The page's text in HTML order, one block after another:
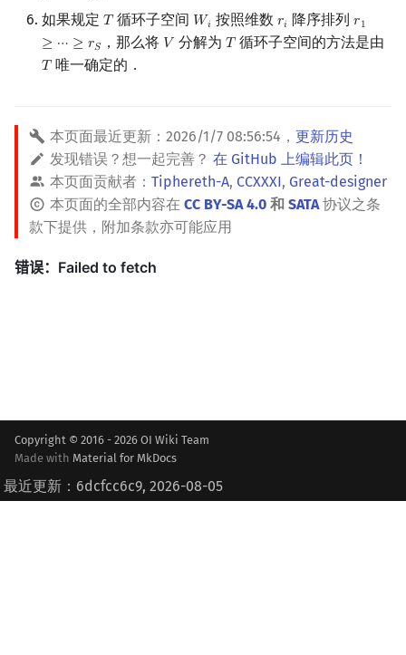
如果规定 𝑇
T 循环子空间 𝑊𝑖
Wi 按照维数 𝑟𝑖
ri 降序排列 𝑟1
≥ ⋯ ≥ 𝑟𝑆
r1≥
，那么将 𝑉
V 分解为 𝑇
T 循环子空间的方法是由
𝑇
T 唯一确定的．
本页面最近更新： 2026/1/7 08:56:54 ， 更新历史
发现错误？想一起完善？ 在 GitHub 上编辑此页！
本页面贡献者： Tiphereth-A, CCXXXI, Great-designer
本页面的全部内容在 CC BY-SA 4.0 和 SATA协议之条
款下提供，附加条款亦可能应用
Copyright © 2016 - 2026 OI Wiki Team
Made with Material for MkDocs
最近更新：6dcfcc6c9, 2026-08-05